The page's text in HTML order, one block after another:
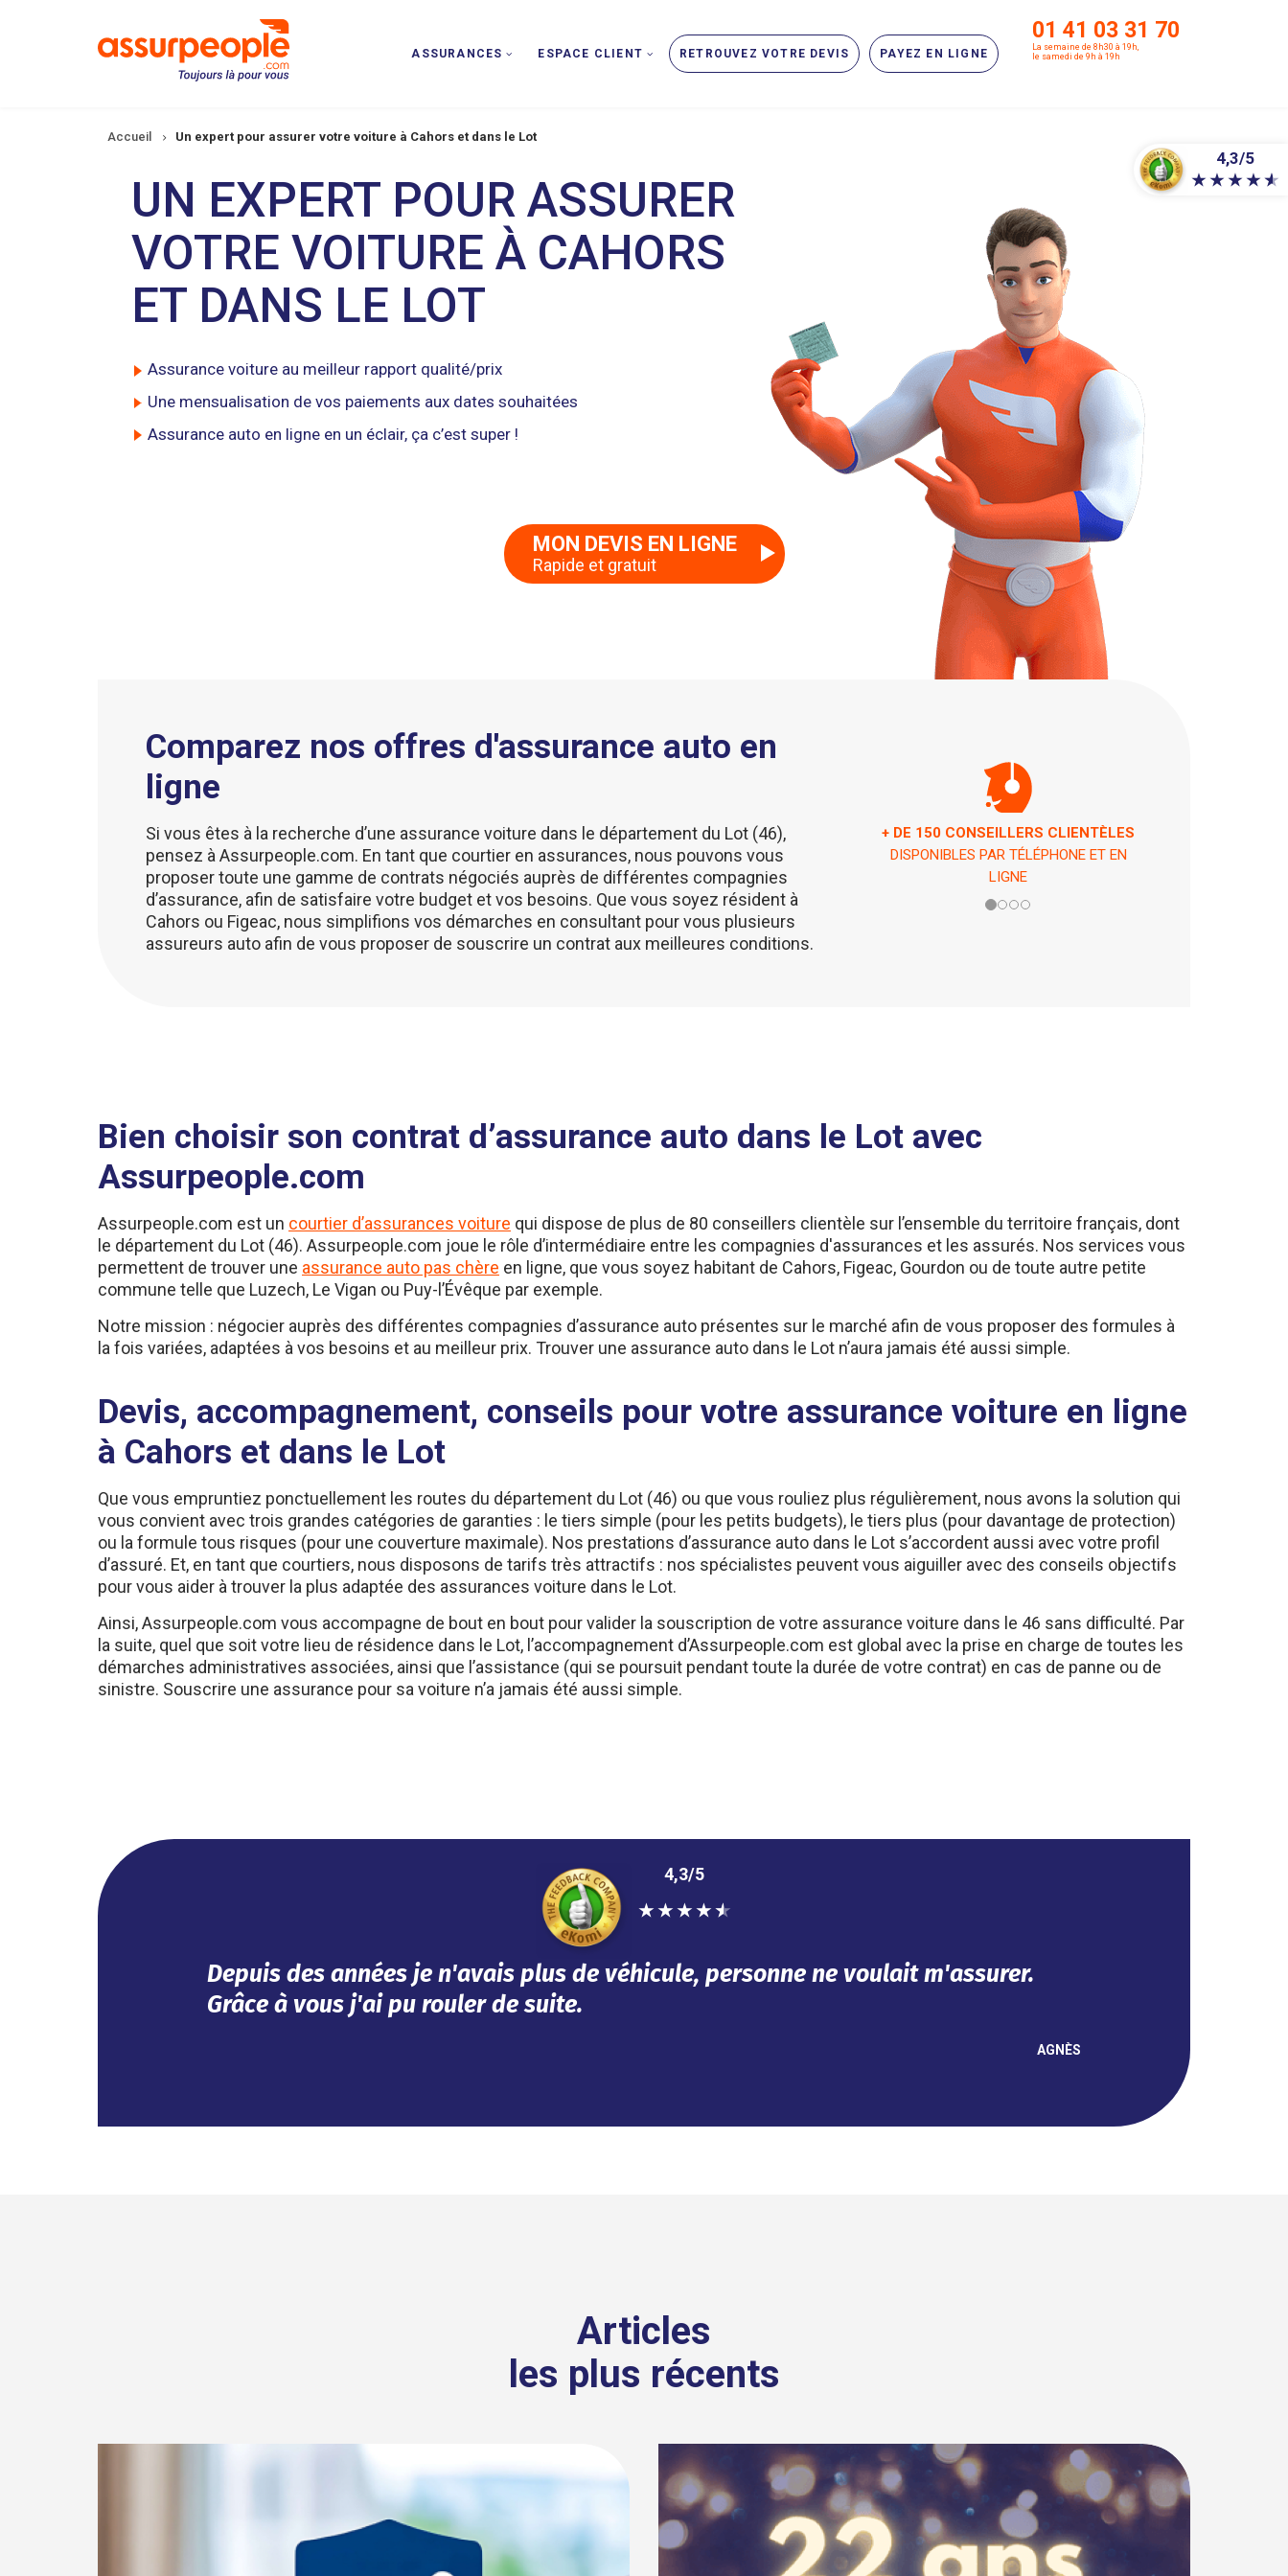
01 41 03 31 70
La semaine de 8h30 à 19h,
le samedi de 9h à 19h
ASSURANCES ESPACE CLIENT RETROUVEZ VOTRE DEVIS PAYEZ EN LIGNE
d'Ariane
Accueil Un expert pour assurer votre voiture à Cahors et dans le Lot
UN EXPERT POUR ASSURER
VOTRE VOITURE À CAHORS
ET DANS LE LOT
Assurance voiture au meilleur rapport qualité/prix
Une mensualisation de vos paiements aux dates souhaitées
Assurance auto en ligne en un éclair, ça c’est super !
MON DEVIS EN LIGNE
Rapide et gratuit
Comparez nos offres d'assurance auto en
ligne
Si vous êtes à la recherche d’une assurance voiture dans le département du Lot (46),
pensez à Assurpeople.com. En tant que courtier en assurances, nous pouvons vous
proposer toute une gamme de contrats négociés auprès de différentes compagnies
d’assurance, afin de satisfaire votre budget et vos besoins. Que vous soyez résident à
Cahors ou Figeac, nous simplifions vos démarches en consultant pour vous plusieurs
assureurs auto afin de vous proposer de souscrire un contrat aux meilleures conditions.
ASSISTANCE 7 JOURS / 7 ET 24H / 24
EN CAS DE PÉPIN !
Bien choisir son contrat d’assurance auto dans le Lot avec
Assurpeople.com
Assurpeople.com est un courtier d’assurances voiture qui dispose de plus de 80 conseillers clientèle sur l’ensemble du territoire français, dont
le département du Lot (46). Assurpeople.com joue le rôle d’intermédiaire entre les compagnies d'assurances et les assurés. Nos services vous
permettent de trouver une assurance auto pas chère en ligne, que vous soyez habitant de Cahors, Figeac, Gourdon ou de toute autre petite
commune telle que Luzech, Le Vigan ou Puy-l’Évêque par exemple.
Notre mission : négocier auprès des différentes compagnies d’assurance auto présentes sur le marché afin de vous proposer des formules à
la fois variées, adaptées à vos besoins et au meilleur prix. Trouver une assurance auto dans le Lot n’aura jamais été aussi simple.
Devis, accompagnement, conseils pour votre assurance voiture en ligne
à Cahors et dans le Lot
Que vous empruntiez ponctuellement les routes du département du Lot (46) ou que vous rouliez plus régulièrement, nous avons la solution qui
vous convient avec trois grandes catégories de garanties : le tiers simple (pour les petits budgets), le tiers plus (pour davantage de protection)
ou la formule tous risques (pour une couverture maximale). Nos prestations d’assurance auto dans le Lot s’accordent aussi avec votre profil
d’assuré. Et, en tant que courtiers, nous disposons de tarifs très attractifs : nos spécialistes peuvent vous aiguiller avec des conseils objectifs
pour vous aider à trouver la plus adaptée des assurances voiture dans le Lot.
Ainsi, Assurpeople.com vous accompagne de bout en bout pour valider la souscription de votre assurance voiture dans le 46 sans difficulté. Par
la suite, quel que soit votre lieu de résidence dans le Lot, l’accompagnement d’Assurpeople.com est global avec la prise en charge de toutes les
démarches administratives associées, ainsi que l’assistance (qui se poursuit pendant toute la durée de votre contrat) en cas de panne ou de
sinistre. Souscrire une assurance pour sa voiture n’a jamais été aussi simple.
4,3/5
★★★★★
Efficace, vous avez répondu à mes besoins dans l'urgence. Tout se fait en ligne.
Impeccable !
NOUHA
Articles
les plus récents
4,3/5
★ ★ ★ ★ ★